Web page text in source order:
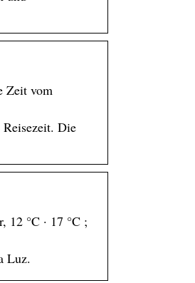
Zeit vom
Die
12 °C · 17 °C ;
Luz.